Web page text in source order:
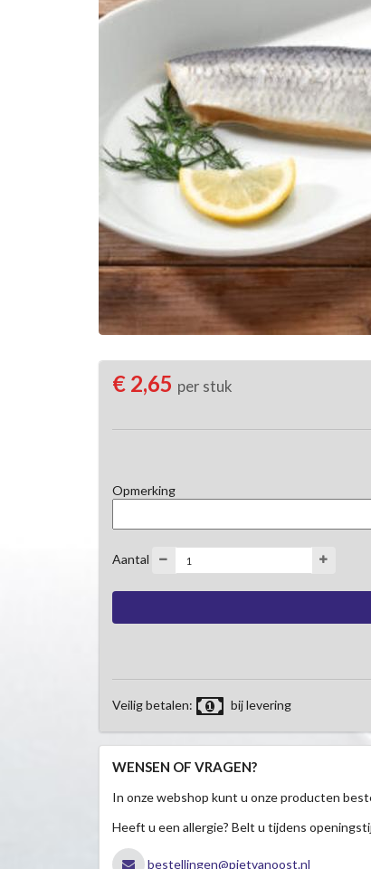
€ 2,65 per stuk
Opmerking
Aantal
Veilig betalen: bij levering
WENSEN OF VRAGEN?
In onze webshop kunt u onze producten
Heeft u een allergie? Belt u tijdens
bestellingen@pietvanoost.nl